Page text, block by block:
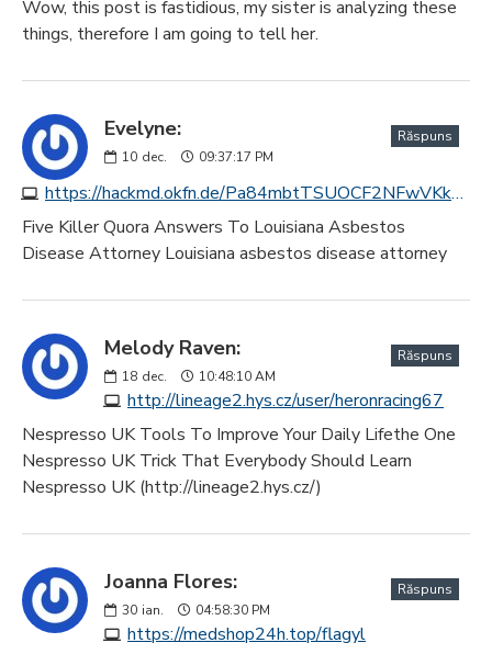
Wow, this post is fastidious, my sister is analyzing these
things, therefore I am going to tell her.
Evelyne:
10 dec. 09:37:17 PM
https://hackmd.okfn.de/Pa84mbtTSUOCF2NFwVKk3A
Răspuns
Five Killer Quora Answers To Louisiana Asbestos
Disease Attorney Louisiana asbestos disease attorney
Melody Raven:
18 dec. 10:48:10 AM
http://lineage2.hys.cz/user/heronracing67
Răspuns
Nespresso UK Tools To Improve Your Daily Lifethe One
Nespresso UK Trick That Everybody Should Learn
Nespresso UK (http://lineage2.hys.cz/)
Joanna Flores:
30 ian. 04:58:30 PM
https://medshop24h.top/flagyl
Răspuns